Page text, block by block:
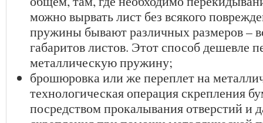
можно вырвать лист без всякого
пружины бывают различных размеров –
габаритов листов. Этот способ дешевле
металлическую пружину;
брошюровка или же переплет на
технологическая операция скрепления
посредством прокалывания отверстий и